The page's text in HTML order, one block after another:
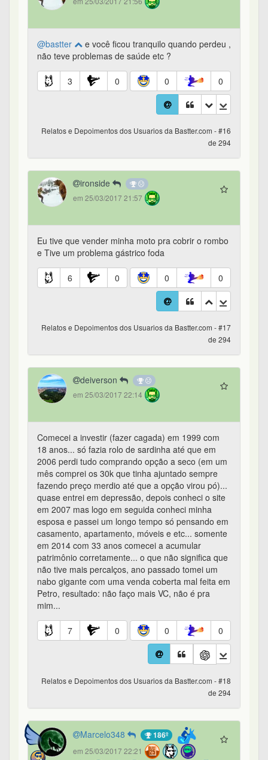
@bastter
e você ficou tranquilo quando perdeu ,
não teve problemas de saúde etc ?
3 0 0 0
Relatos e Depoimentos dos Usuarios da Bastter.com - #16
de 294
ironside
em 25/03/2017 21:57
Eu tive que vender minha moto pra cobrir o rombo
e Tive um problema gástrico foda
6 0 0 0
Relatos e Depoimentos dos Usuarios da Bastter.com - #17
de 294
deiverson
em 25/03/2017 22:14
Comecei a investir (fazer cagada) em 1999 com
18 anos... só fazia rolo de sardinha até que em
2006 perdi tudo comprando opção a seco (em um
mês comprei os 30k que tinha ajuntado sempre
fazendo preço merdio até que a opção virou pó)...
quase entrei em depressão, depois conheci o site
em 2007 mas logo em seguida conheci minha
esposa e passei um longo tempo só pensando em
casamento, apartamento, móveis e etc... somente
em 2014 com 33 anos comecei a acumular
patrimônio corretamente... o que não significa que
não tive mais percalços, ano passado tomei um
nabo gigante com uma venda coberta mal feita em
Petro, resultado: não faço mais VC, não é pra
mim...
7 0 0 0
Relatos e Depoimentos dos Usuarios da Bastter.com - #18
de 294
Marcelo348 186º
em 25/03/2017 22:21